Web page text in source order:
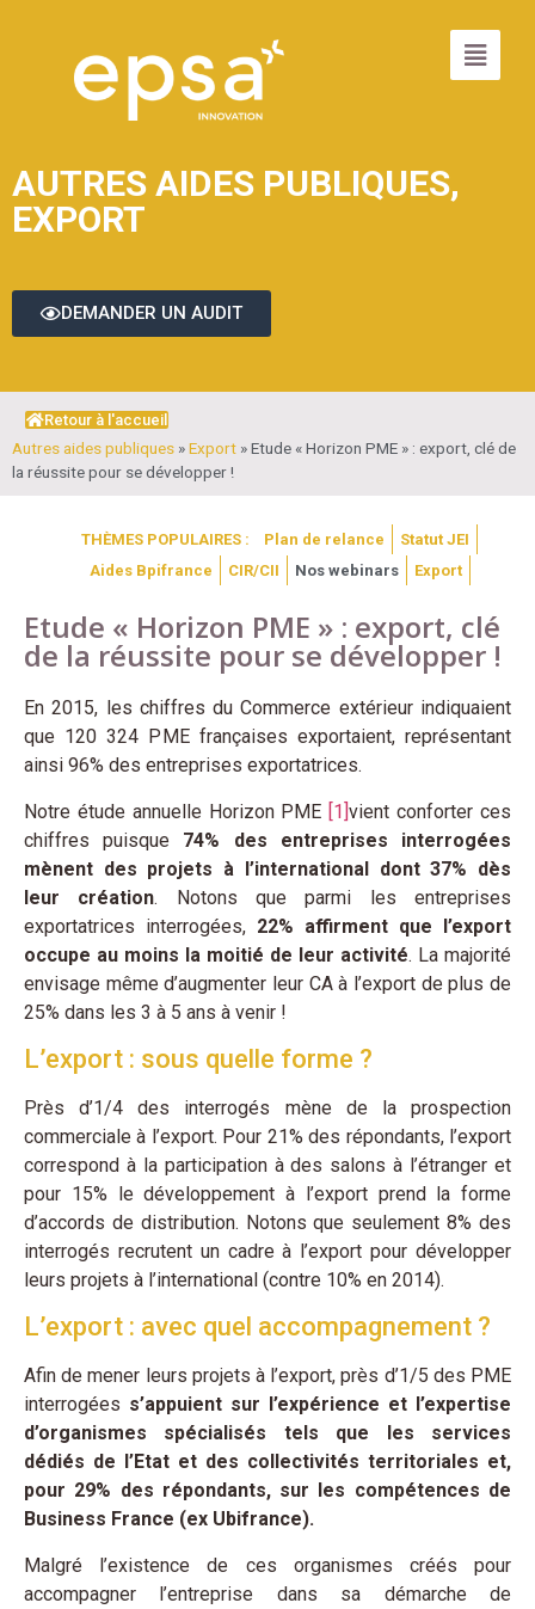
AUTRES AIDES PUBLIQUES,
EXPORT
DEMANDER UN AUDIT
Retour à l'accueil
Autres aides publiques »Export »Etude « Horizon PME » : export, clé de
la réussite pour se développer !
THÈMES POPULAIRES : Plan de relance
Statut JEI
Aides Bpifrance
CIR/CII Nos webinars Export
Etude « Horizon PME » : export, clé
de la réussite pour se développer !
En 2015, les chiffres du Commerce extérieur indiquaient
que 120 324 PME françaises exportaient, représentant
ainsi 96% des entreprises exportatrices.
Notre étude annuelle Horizon PME [1]vient conforter ces
chiffres puisque 74% des entreprises interrogées
mènent des projets à l’international dont 37% dès
leur création. Notons que parmi les entreprises
exportatrices interrogées, 22% affirment que l’export
occupe au moins la moitié de leur activité. La majorité
envisage même d’augmenter leur CA à l’export de plus de
25% dans les 3 à 5 ans à venir !
L’export : sous quelle forme ?
Près d’1/4 des interrogés mène de la prospection
commerciale à l’export. Pour 21% des répondants, l’export
correspond à la participation à des salons à l’étranger et
pour 15% le développement à l’export prend la forme
d’accords de distribution. Notons que seulement 8% des
interrogés recrutent un cadre à l’export pour développer
leurs projets à l’international (contre 10% en 2014).
L’export : avec quel accompagnement ?
Afin de mener leurs projets à l’export, près d’1/5 des PME
interrogées s’appuient sur l’expérience et l’expertise
d’organismes spécialisés tels que les services
dédiés de l’Etat et des collectivités territoriales et,
pour 29% des répondants, sur les compétences de
Business France (ex Ubifrance).
Malgré l’existence de ces organismes créés pour
accompagner l’entreprise dans sa démarche de